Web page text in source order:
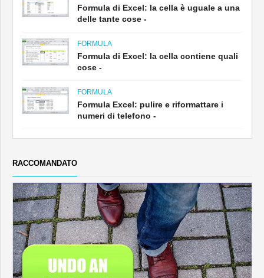
Formula di Excel: la cella è uguale a una
delle tante cose -
FORMULA
Formula di Excel: la cella contiene quali
cose -
FORMULA
Formula Excel: pulire e riformattare i
numeri di telefono -
RACCOMANDATO